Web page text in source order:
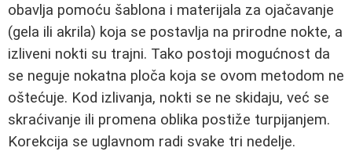
obavlja pomoću šablona i materijala za ojačavanje
(gela ili akrila) koja se postavlja na prirodne nokte, a
izliveni nokti su trajni. Tako postoji mogućnost da
se neguje nokatna ploča koja se ovom metodom ne
oštećuje. Kod izlivanja, nokti se ne skidaju, već se
skraćivanje ili promena oblika postiže turpijanjem.
Korekcija se uglavnom radi svake tri nedelje.